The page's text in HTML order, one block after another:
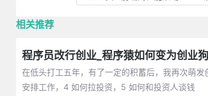
相关推荐
程序员改行创业_程序猿如何变为创业狗
在低头打工五年，有了一定的积蓄后，我再次萌
安排工作，4 如何拉投资，5 如何和投资人谈钱